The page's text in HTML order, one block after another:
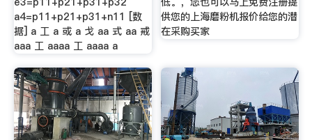
a4=p11+p21+p31+n11 [数
据] a 工 a 或 a 戈 aa 式 aa 戒
aaa 工 aaaa 工 aaaa a
供您的上海磨粉机报价给您的潜
在采购买家